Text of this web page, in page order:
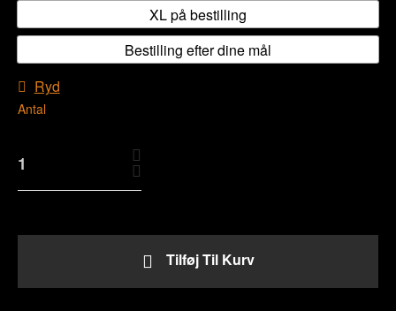
XL på bestilling
Bestilling efter dine mål
Ryd
Antal
Tilføj Til Kurv